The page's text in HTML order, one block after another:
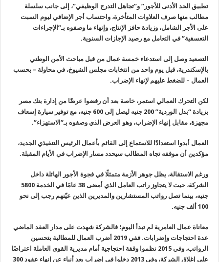
تطبيق الحد الأدنى للأجور” و”تجاهل التدرج الوظيفي”، إلى جانب سلسلة
مطالب منها صرف العلاوات المتأخرة، واحتساب أجر الإضافي ليوم السبت
على الأجر الشامل، وزيادة حافز الإنتاج، وإنهاء ما وصفوه بـ”الإجراءات
التعسفية” في التعامل مع رصيد الإجازات السنوية.
التصعيد وصل إلى استدعاء خمسة عمال من قبل مباحث الأمن الوطني
بالإسكندرية، قبل يوم واحد من انتخابات مجلس الشيوخ، في محاولة – بحسب
العمال – للضغط عليهم لإنهاء الإضراب.
لكن التحرك العمالي استمر، خاصة بعد أن رفضوا عرضًا من إدارة بنك مصر
بزيادة “بدل الوردية” 200 جنيه ليصل إلى 600 جنيه، مع توفير سيارة إسعاف
مجهزة، مقابل إنهاء الإضراب، وهو العرض الذي وصفوه بـ”الاستهزاء”.
العمال أبدوا استعدادًا للاستماع إلى القائم بأعمال الرئيس التنفيذي الجديد،
مؤكدين أن موقفه تجاه المطالب سيحدد مسار الإضراب في الأيام المقبلة.
ورغم الاستقالة، يظل جوهر الأزمة متمثلًا في فجوة الأجور الهائلة داخل
الشركة، حيث لا يتجاوز راتب العامل الذي أمضى 38 عامًا في الخدمة 5800
جنيه، بينما تصل رواتب المستشارين والمديرين الذين عيّنهم رجب إلى نحو
100 ألف جنيه.
معاناة عمال العامرية لم تبدأ اليوم؛ فالشركة شهدت على مدار العقد الماضي
عدة احتجاجات وإضرابات. ففي 2019 أضرب العمال للمطالبة بتحسين
الرواتب، وفي 2015 نظموا وقفة احتجاجية أمام مديرية القوى العاملة اعتراضًا
على إغلاق الشركة، وفي 2013 دخلوا في إضراب بعد أنباء عن إنهاء عقود 300